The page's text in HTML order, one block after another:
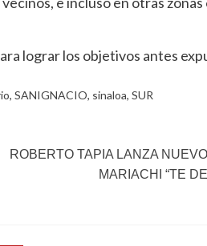
lograr los objetivos antes
, SANIGNACIO, sinaloa, SUR
ROBERTO TAPIA LANZA
MARIACHI “TE